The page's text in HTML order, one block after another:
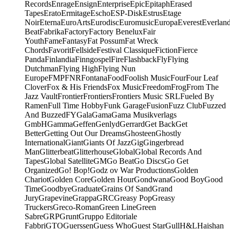
RecordsEnrageEnsignEnterpriseEpicEpitaphErased
TapesEratoErmitageEschoESP-DiskEstrusEtage
NoirEternaEuroArtsEurodiscEuromusicEuropaEverest
BeatFabrikaFactoryFactory BeneluxFair
YouthFameFantasyFat PossumFat Wreck
ChordsFavoritFellsideFestival ClassiqueFictionFierce
PandaFinlandiaFinngospelFireFlashbackFlyFlying
DutchmanFlying HighFlying Nun
EuropeFMPFNRFontanaFoodFoolish MusicFourFour Leaf
CloverFox & His FriendsFox MusicFreedomFrogFrom The
Jazz VaultFrontierFrontiersFrontiers Music SRLFueled By
RamenFull Time HobbyFunk GarageFusionFuzz ClubFuzzed
And BuzzedFYGalaGamaGama Musikverlags
GmbHGammaGeffenGenlydGerrardGet BackGet
BetterGetting Out Our DreamsGhosteenGhostly
InternationalGiantGiants Of JazzGigGingerbread
ManGlitterbeatGlitterhouseGlobalGlobal Records And
TapesGlobal SatelliteGMGo BeatGo DiscsGo Get
OrganizedGo! Bop!Godz ov War ProductionsGolden
ChariotGolden CoreGolden HourGondwanaGood BoyGood
TimeGoodbyeGraduateGrains Of SandGrand
JuryGrapevineGrappaGRCGreasy PopGreasy
TruckersGreco-RomanGreen LineGreen
SabreGRPGruntGruppo Editoriale
FabbriGTOGuerssenGuess WhoGuest StarGullH&LHaishan